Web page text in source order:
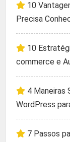
10
Precisa
10
commerce e
4 Maneiras
WordPress
7 Passos